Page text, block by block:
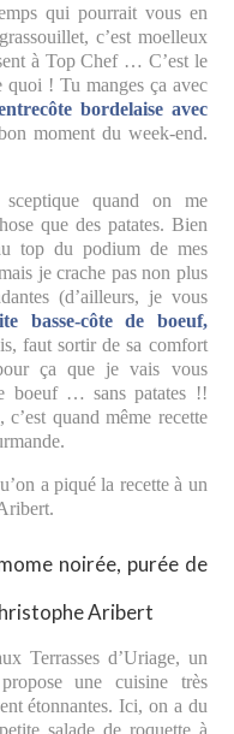
qui pourrait vous en
c’est moelleux
à Top Chef … C’est le
! Tu manges ça avec
bordelaise avec
moment du week-end.
sceptique quand on me
que des patates. Bien
top du podium de mes
je crache pas non plus
(d’ailleurs, je vous
basse-côte de boeuf,
faut sortir de sa comfort
ça que je vais vous
boeuf … sans patates !!
quand même recette
a piqué la recette à un
noirée, purée de
Aribert
Terrasses d’Uriage, un
une cuisine très
étonnantes. Ici, on a du
salade de roquette à